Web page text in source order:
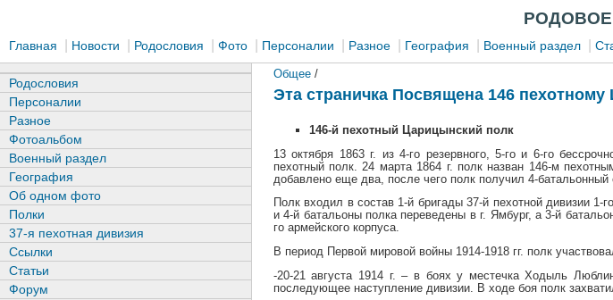
Главная Новости Родословия Фото Персоналии Разное География Военный раздел
Общее/
Эта страничка Посвящена 146 пехотному
146-й пехотный Царицынский полк
13 октября 1863 г. из 4-го резервного, 5-го и 6-го
пехотный полк. 24 марта 1864 г. полк назван 146-м
добавлено еще два, после чего полк получил 4-батальонный
Полк входил в состав 1-й бригады 37-й пехотной дивизии 1-
и 4-й батальоны полка переведены в г. Ямбург, а 3-й
го армейского корпуса.
В период Первой мировой войны 1914-1918 гг. полк
-20-21 августа 1914 г. – в боях у местечка Ходыль
последующее наступление дивизии. В ходе боя полк
Родословия
Персоналии
Разное
Фотоальбом
Военный раздел
География
Об одном фото
Полки
37-я пехотная дивизия
Ссылки
Статьи
Форум